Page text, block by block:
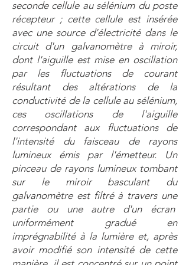
seconde cellule au sélénium du poste
récepteur ; cette cellule est insérée
avec une source d'électricité dans le
circuit d'un galvanomètre à miroir,
dont l'aiguille est mise en oscillation
par les fluctuations de courant
résultant des altérations de la
conductivité de la cellule au sélénium,
ces oscillations de l'aiguille
correspondant aux fluctuations de
l'intensité du faisceau de rayons
lumineux émis par l'émetteur. Un
pinceau de rayons lumineux tombant
sur le miroir basculant du
galvanomètre est filtré à travers une
partie ou une autre d'un écran
uniformément gradué en
imprégnabilité à la lumière et, après
avoir modifié son intensité de cette